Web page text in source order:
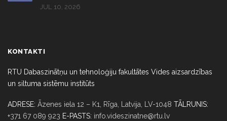
JUL 10, 2026
KONTAKTI
RTU Dabaszinātņu un tehnoloģiju fakultātes Vides aizsardzības
un siltuma sistēmu institūts
ADRESE: Āzenes iela 12 – K1, Rīga, Latvija, LV-1048 TĀLRUNIS:
+371 67 089 923 E-PASTS: info.videszinatne@rtu.lv